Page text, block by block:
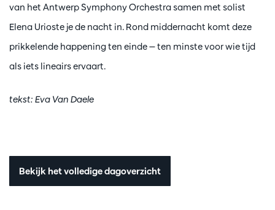
van het Antwerp Symphony Orchestra samen met solist
Elena Urioste je de nacht in. Rond middernacht komt deze
prikkelende happening ten einde — ten minste voor wie tijd
als iets lineairs ervaart.
tekst: Eva Van Daele
Bekijk het volledige dagoverzicht